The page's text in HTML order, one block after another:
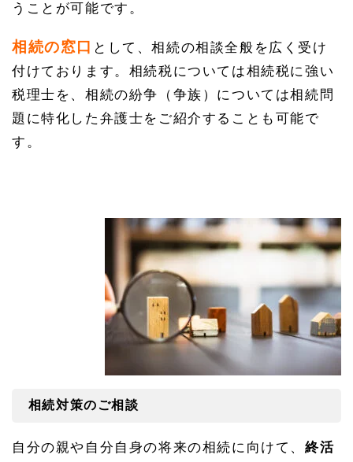
うことが可能です。
相続の窓口 として、相続の相談全般を広く受け
付けております。相続税については相続税に強い
税理士を、相続の紛争（争族）については相続問
題に特化した弁護士をご紹介することも可能で
す。
相続対策のご相談
自分の親や自分自身の将来の相続に向けて、 終活